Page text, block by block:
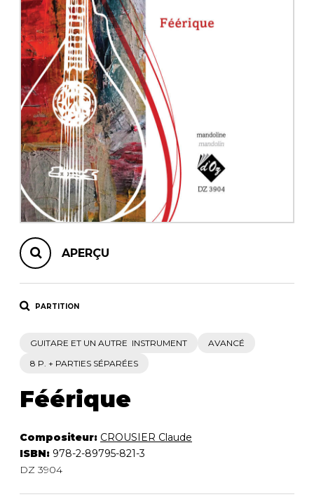
AUTRES PRODUITS
APERÇU
PARTITION
GUITARE ET UN AUTRE INSTRUMENT
AVANCÉ
8 P. + PARTIES SÉPARÉES
Féérique
Compositeur: CROUSIER Claude
ISBN: 978-2-89795-821-3
DZ 3904